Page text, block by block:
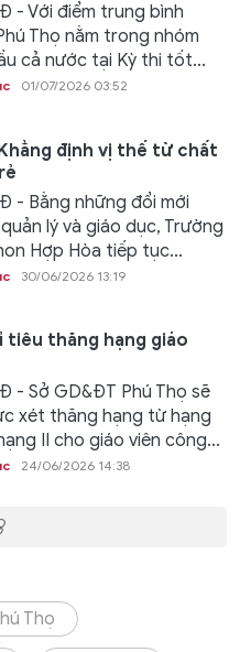
- Với điểm trung bình
Thọ nằm trong nhóm
cả nước tại Kỳ thi tốt...
01/07/2026 03:52
định vị thế từ chất
- Bằng những đổi mới
lý và giáo dục, Trường
Hợp Hòa tiếp tục...
30/06/2026 13:19
tiêu thăng hạng giáo
- Sở GD&ĐT Phú Thọ sẽ
xét thăng hạng từ hạng
II cho giáo viên công...
24/06/2026 14:38
Thọ